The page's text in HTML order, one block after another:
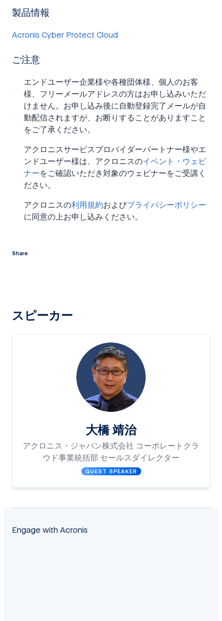
製品情報
Acronis Cyber Protect Cloud
ご注意
エンドユーザー企業様や各種団体様、個人のお客
様、フリーメールアドレスの方はお申し込みいただ
けません。お申し込み後に自動登録完了メールが自
動配信されますが、お断りすることがありますこと
をご了承ください。
アクロニスサービスプロバイダーパートナー様やエ
ンドユーザー様は、アクロニスのイベント・ウェビ
ナーをご確認いただき対象のウェビナーをご受講く
ださい。
アクロニスの利用規約およびプライバシーポリシー
に同意の上お申し込みください。
Share
スピーカー
大橋 靖治
GUEST SPEAKER
アクロニス・ジャパン株式会社 コーポレートクラ
ウド事業統括部 セールスダイレクター
Engage with Acronis